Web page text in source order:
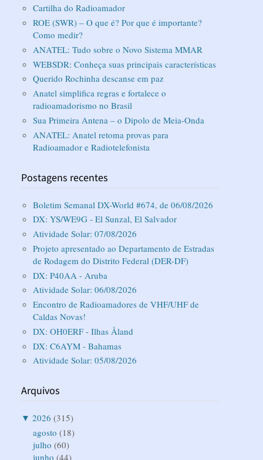
Cartilha do Radioamador
ROE (SWR) – O que é? Por que é importante?
Como medir?
ANATEL: Tudo sobre o Novo Sistema MMAR
WEBSDR: Conheça suas principais características
Querido Rochinha descanse em paz
Anatel simplifica regras e fortalece o
radioamadorismo no Brasil
Sua Primeira Antena – o Dipolo de Meia-Onda
ANATEL: Anatel retoma provas para
Radioamador e Radiotelefonista
Postagens recentes
Boletim Semanal DX-World #674, de 06/08/2026
DX: YS/WE9G - El Sunzal, El Salvador
Atividade Solar: 07/08/2026
Projeto apresentado ao Departamento de Estradas
de Rodagem do Distrito Federal (DER-DF)
DX: P40AA - Aruba
Atividade Solar: 06/08/2026
Encontro de Radioamadores de VHF/UHF de
Caldas Novas!
DX: OH0ERF - Ilhas Åland
DX: C6AYM - Bahamas
Atividade Solar: 05/08/2026
Arquivos
▼ 2026 (315)
agosto (18)
julho (60)
junho (44)